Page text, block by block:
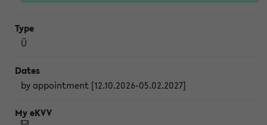
Ü
by appointment [12.10.2026-05.02.2027]